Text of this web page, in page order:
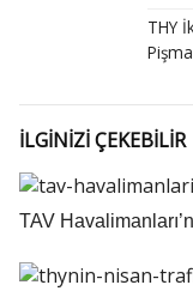
THY
İLGİNİZİ ÇEKEBİLİR
TAV